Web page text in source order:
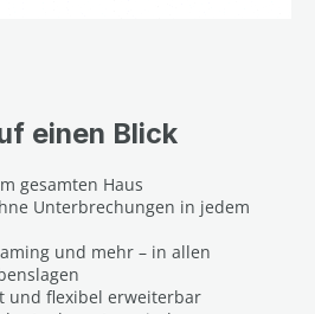
einen Blick
gesamten Haus
Unterbrechungen in jedem
und mehr – in allen
und flexibel erweiterbar